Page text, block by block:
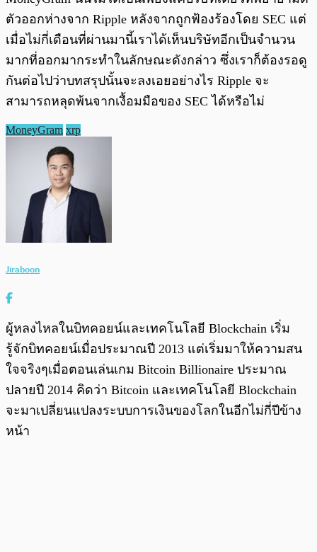
ตัวออกห่างจาก Ripple หลังจากถูกฟ้องร้องโดย SEC แต่
เมื่อไม่กี่เดือนที่ผ่านมานี้เราได้เห็นบริษัทอีกเป็นจำนวน
มากที่ออกมากระทำในลักษณะดังกล่าว ซึ่งเราก็ต้องรอดู
กันต่อไปว่าบทสรุปนั้นจะลงเอยอย่างไร Ripple จะ
สามารถหลุดพ้นจากเงื้อมมือของ SEC ได้หรือไม่
MoneyGram xrp
Jiraboon
ผู้หลงไหลในบิทคอยน์และเทคโนโลยี Blockchain เริ่ม
รู้จักบิทคอยน์เมื่อประมาณปี 2013 แต่เริ่มมาให้ความสน
ใจจริงๆเมื่อตอนเล่นเกม Bitcoin Billionaire ประมาณ
ปลายปี 2014 คิดว่า Bitcoin และเทคโนโลยี Blockchain
จะมาเปลี่ยนแปลงระบบการเงินของโลกในอีกไม่กี่ปีข้าง
หน้า